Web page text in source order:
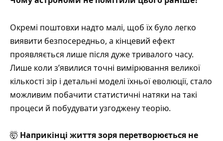
Окремі поштовхи надто малі, щоб їх було легко
виявити безпосередньо, а кінцевий ефект
проявляється лише після дуже тривалого часу.
Лише коли з’явилися точні вимірювання великої
кількості зір і детальні моделі їхньої еволюції, стало
можливим побачити статистичні натяки на такі
процеси й побудувати узгоджену теорію.
🤯 Наприкінці життя зоря перетворюється не